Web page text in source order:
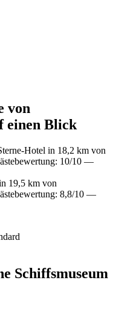
von
einen Blick
Hotel in 18,2 km von
10/10 —
19,5 km von
8,8/10 —
Schiffsmuseum